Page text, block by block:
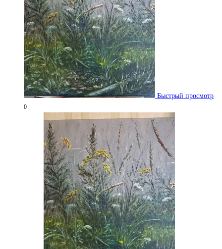
Быстрый просмотр
0